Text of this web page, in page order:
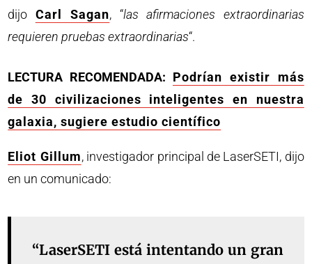
dijo Carl Sagan, “las afirmaciones extraordinarias
requieren pruebas extraordinarias“.
LECTURA RECOMENDADA: Podrían existir más
de 30 civilizaciones inteligentes en nuestra
galaxia, sugiere estudio científico
Eliot Gillum, investigador principal de LaserSETI, dijo
en un comunicado:
“LaserSETI está intentando un gran